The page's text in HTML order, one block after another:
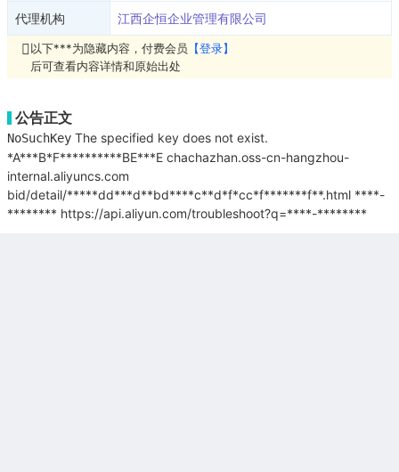
代理机构 江西企恒企业管理有限公司
以下***为隐藏内容，付费会员 【登录】
后可查看内容详情和原始出处
公告正文
NoSuchKey The specified key does not exist.
*A***B*F**********BE***E chachazhan.oss-cn-hangzhou-
internal.aliyuncs.com
bid/detail/*****dd***d**bd****c**d*f*cc*f*******f**.html ****-
******** https://api.aliyun.com/troubleshoot?q=****-********